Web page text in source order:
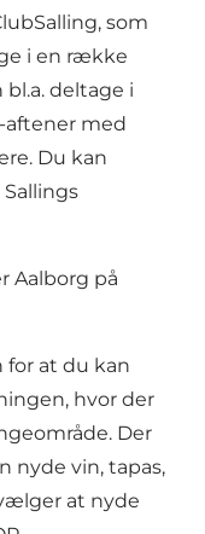
som
i en række
deltage i
aftener med
Du kan
Sallings
Aalborg på
at du kan
hvor der
Der
nyde vin, tapas,
at nyde